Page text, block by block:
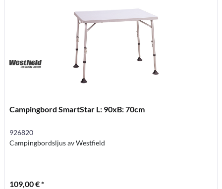
Campingbord SmartStar L: 90xB: 70cm
926820
Campingbordsljus av Westfield
109,00 € *